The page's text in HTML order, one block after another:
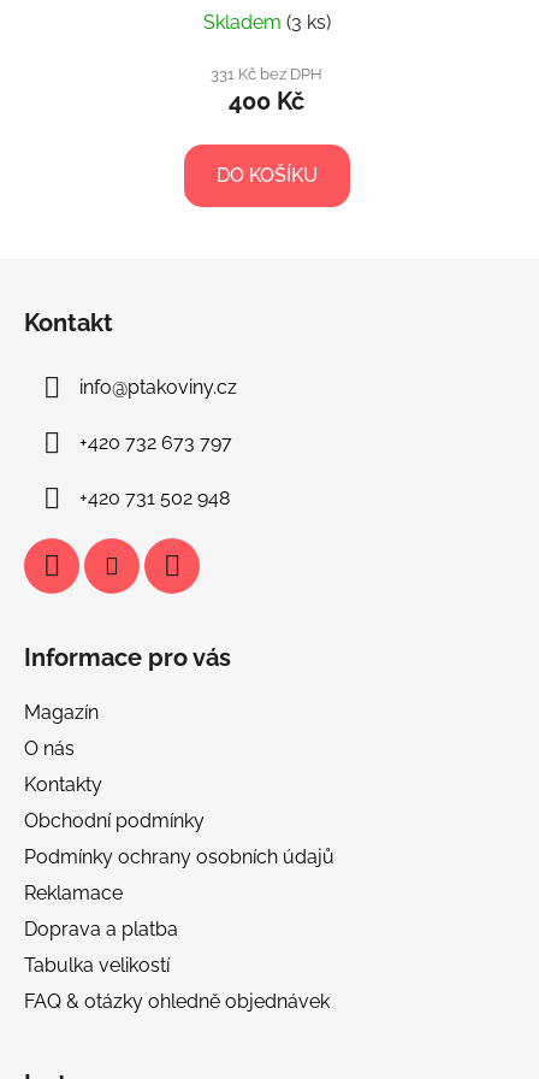
Skladem (3 ks)
331 Kč bez DPH
400 Kč
DO KOŠÍKU
Kontakt
info@ptakoviny.cz
+420 732 673 797
+420 731 502 948
Informace pro vás
Magazín
O nás
Kontakty
Obchodní podmínky
Podmínky ochrany osobních údajů
Reklamace
Doprava a platba
Tabulka velikostí
FAQ & otázky ohledně objednávek